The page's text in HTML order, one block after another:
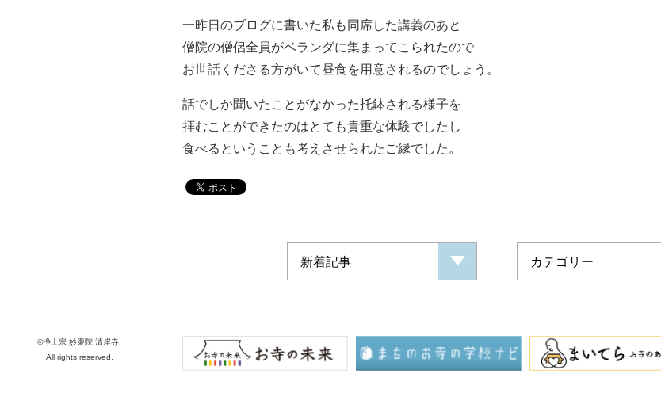
©浄土宗 妙慶院 清岸寺.
All rights reserved.
一昨日のブログに書いた私も同席した講義のあと
僧院の僧侶全員がベランダに集まってこられたので
お世話くださる方がいて昼食を用意されるのでしょう。
話でしか聞いたことがなかった托鉢される様子を
拝むことができたのはとても貴重な体験でしたし
食べるということも考えさせられたご縁でした。